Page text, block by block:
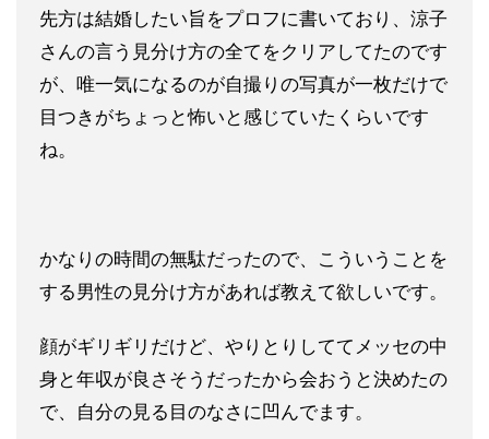
先方は結婚したい旨をプロフに書いており、涼子
さんの言う見分け方の全てをクリアしてたのです
が、唯一気になるのが自撮りの写真が一枚だけで
目つきがちょっと怖いと感じていたくらいです
ね。
かなりの時間の無駄だったので、こういうことを
する男性の見分け方があれば教えて欲しいです。
顔がギリギリだけど、やりとりしててメッセの中
身と年収が良さそうだったから会おうと決めたの
で、自分の見る目のなさに凹んでます。